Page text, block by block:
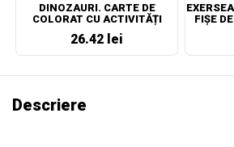
DINOZAURI. CARTE DE
COLORAT CU ACTIVITĂȚI
26.42 lei
FIȘE
Descriere